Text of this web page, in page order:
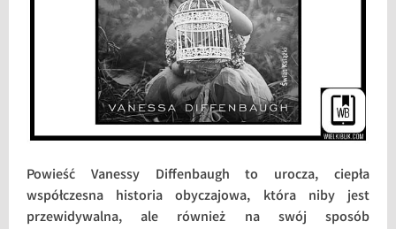
Powieść Vanessy Diffenbaugh to urocza, ciepła
współczesna historia obyczajowa, która niby jest
przewidywalna, ale również na swój sposób